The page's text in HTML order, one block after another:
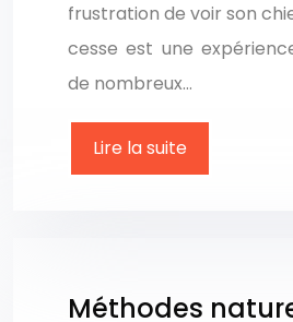
frustration de voir son
cesse est une
de nombreux…
Lire la suite
Méthodes